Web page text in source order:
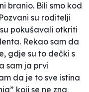
branio. Bili smo kod
su roditelji
pokušavali otkriti
Rekao sam da
gdje su to dečki s
sam ja prvi
da je to sve istina
koji se ne zna